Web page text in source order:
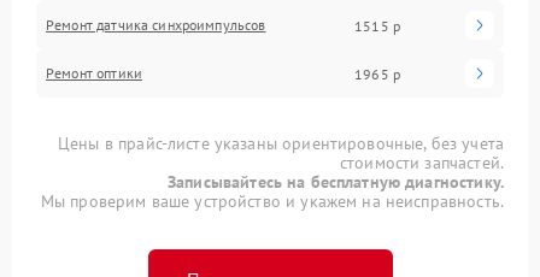
Ремонт датчика синхроимпульсов 1515 р
Ремонт оптики 1965 р
Цены в прайс-листе указаны ориентировочные, без учета
стоимости запчастей.
Записывайтесь на бесплатную диагностику.
Мы проверим ваше устройство и укажем на неисправность.